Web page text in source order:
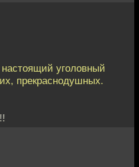
уголовный
прекраснодушных.